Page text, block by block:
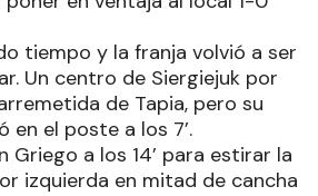
tiempo y la franja volvió a ser
Un centro de Siergiejuk por
de Tapia, pero su
en el poste a los 7’.
Griego a los 14’ para estirar la
izquierda en mitad de cancha